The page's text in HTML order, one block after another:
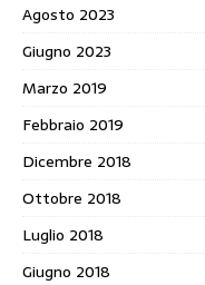
Agosto 2023
Giugno 2023
Marzo 2019
Febbraio 2019
Dicembre 2018
Ottobre 2018
Luglio 2018
Giugno 2018